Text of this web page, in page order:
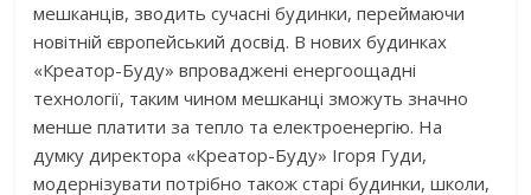
мешканців, зводить сучасні будинки, переймаючи
новітній європейський досвід. В нових будинках
«Креатор-Буду» впроваджені енергоощадні
технології, таким чином мешканці зможуть значно
менше платити за тепло та електроенергію. На
думку директора «Креатор-Буду» Ігоря Гуди,
модернізувати потрібно також старі будинки, школи,